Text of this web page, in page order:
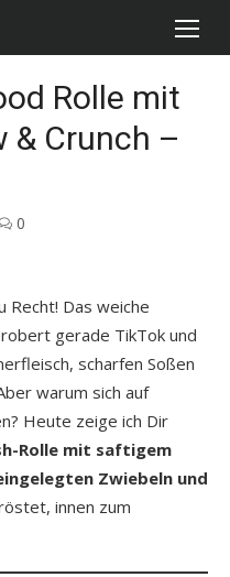
Rolle mit
& Crunch –
0
Recht! Das weiche
gerade TikTok und
scharfen Soßen
warum sich auf
Heute zeige ich Dir
Rolle mit saftigem
Zwiebeln und
innen zum